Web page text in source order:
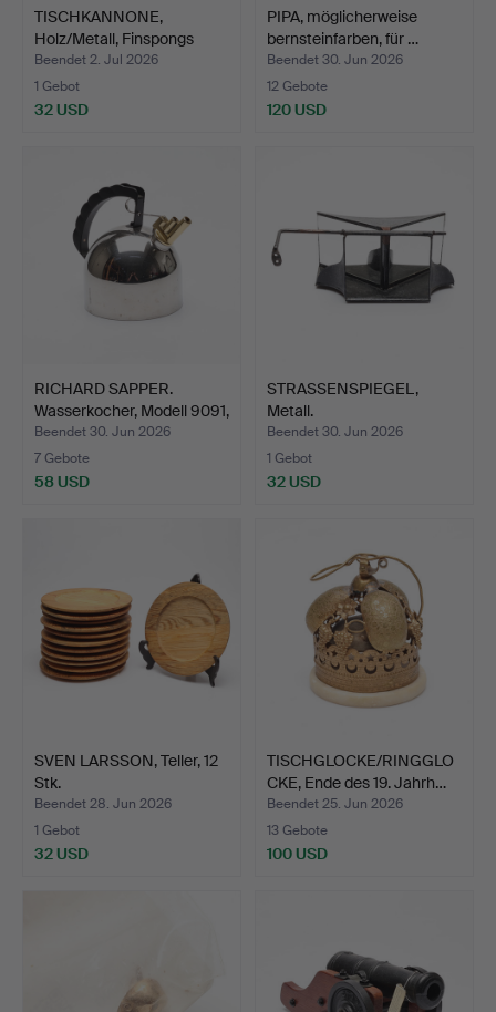
TISCHKANNONE,
Holz/Metall, Finspongs
Styck…
Beendet 2. Jul 2026
1 Gebot
32 USD
PIPA, möglicherweise
bernsteinfarben, für …
Beendet 30. Jun 2026
12 Gebote
120 USD
RICHARD SAPPER.
Wasserkocher, Modell 9091,
…
Beendet 30. Jun 2026
7 Gebote
58 USD
STRASSENSPIEGEL,
Metall.
Beendet 30. Jun 2026
1 Gebot
32 USD
SVEN LARSSON, Teller, 12
Stk.
Beendet 28. Jun 2026
1 Gebot
32 USD
TISCHGLOCKE/RINGGLO
CKE, Ende des 19. Jahrh…
Beendet 25. Jun 2026
13 Gebote
100 USD